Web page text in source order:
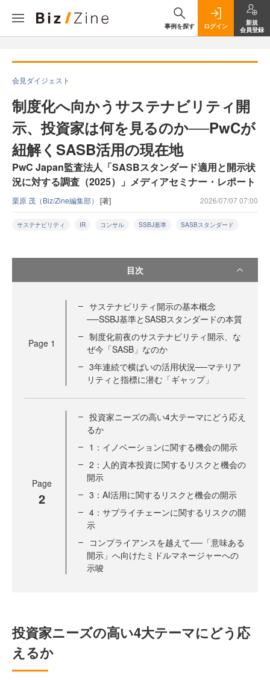
事例を探す ログイン
新規
会員登録
会見ダイジェスト
制度化へ向かうサステナビリティ開
示、投資家は何を見るのか──PwCが
紐解くSASB活用の現在地
PwC Japan監査法人「SASBスタンダード適用と開示状
況に対する調査（2025）」メディアセミナー・レポート
栗原 茂（Biz/Zine編集部） [著] 2026/07/07 07:00
サステナビリティ IR コンサル SSBJ基準 SASBスタンダード
目次
Page 1
サステナビリティ開示の基本概念
──SSBJ基準とSASBスタンダードの本質
制度化前夜のサステナビリティ開示、な
ぜ今「SASB」なのか
3年連続で横ばいの活用状況──マテリア
リティと指標に潜む「ギャップ」
Page
2
投資家ニーズの高い4大テーマにどう応え
るか
1：イノベーションに関する機会の開示
2：人的資本投資に関するリスクと機会の
開示
3：AI活用に関するリスクと機会の開示
4：サプライチェーンに関するリスクの開
示
コンプライアンスを越えて──「意味ある
開示」へ向けたミドルマネージャーへの
示唆
投資家ニーズの高い4大テーマにどう応
えるか